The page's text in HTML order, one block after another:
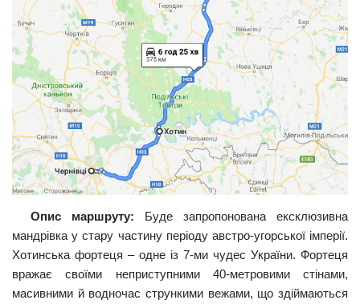
Опис маршруту: Буде запропонована ексклюзивна
мандрівка у стару частину періоду австро-угорської імперії.
Хотинська фортеця – одне із 7-ми чудес України. Фортеця
вражає своїми неприступними 40-метровими стінами,
масивними й водночас стрункими вежами, що здіймаються